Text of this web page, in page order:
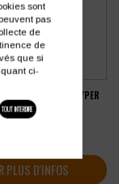
TRAVAIL FEMME PAYPER
FOREST LADY
PLUS D'INFOS
sont
pas
de
de
que si
ci-
TOUT INTERDIRE